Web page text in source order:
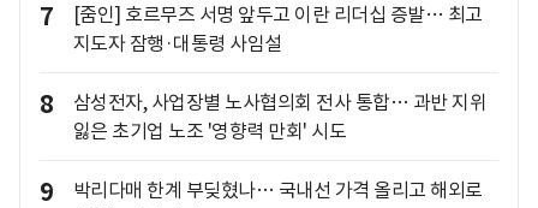
7
[줌인] 호르무즈 서명 앞두고 이란 리더십 증발… 최고
지도자 잠행·대통령 사임설
8
삼성전자, 사업장별 노사협의회 전사 통합… 과반 지위
잃은 초기업 노조 '영향력 만회' 시도
9
박리다매 한계 부딪혔나… 국내선 가격 올리고 해외로